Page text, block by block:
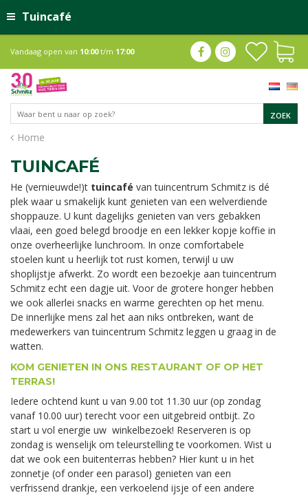
Tuincafé
Home
Vandaag open van 10:00t/m 17:00
TUINCAFÉ
He (vernieuwde!)t tuincafé van tuincentrum Schmitz is dé
plek waar u smakelijk kunt genieten van een welverdiende
shoppauze. U kunt dagelijks genieten van vers gebakken
vlaai, een goed belegd broodje en een lekker kopje koffie in
onze overheerlijke lunchroom. In onze comfortabele
stoelen kunt u heerlijk tot rust komen, terwijl u uw
shoplijstje afwerkt. Zo wordt een bezoekje aan tuincentrum
Schmitz echt een dagje uit. Voor de grotere honger hebben
we ook allerlei snacks en warme gerechten op het menu.
De innerlijke mens zal het aan niks ontbreken, want de
medewerkers van tuincentrum Schmitz leggen u graag in de
watten.
KOM GENIETEN IN ONS RESTAURANT OF OP HET
TERRAS!
Iedere ochtend kunt u van 9.00 tot 11.30 uur (op zondag
vanaf 10.00 uur) terecht voor een uitgebreid ontbijt. Zo
start u vol energie uw winkelbezoek! Reserveren is op
zondag is wenselijk om teleurstelling te voorkomen. Wist u
dat we ook een buitenterras hebben? Hier kunt u in het
zonnetje (of onder een parasol) genieten van een
verfrissend drankje, een verkoelend ijsje of een andere